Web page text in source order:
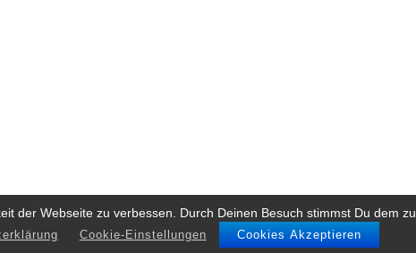
der Webseite zu verbessen. Durch Deinen Besuch stimmst Du dem zu.
Cookie-Einstellungen Cookies Akzeptieren